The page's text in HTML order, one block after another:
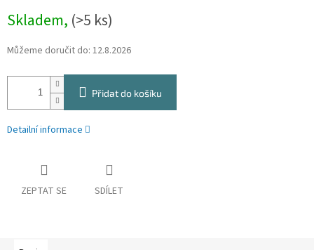
cena:
Skladem, (>5 ks)
Můžeme doručit do: 12.8.2026
Přidat do košíku
Detailní informace
ZEPTAT SE SDÍLET